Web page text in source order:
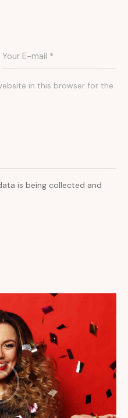
in this browser for the
is being collected and